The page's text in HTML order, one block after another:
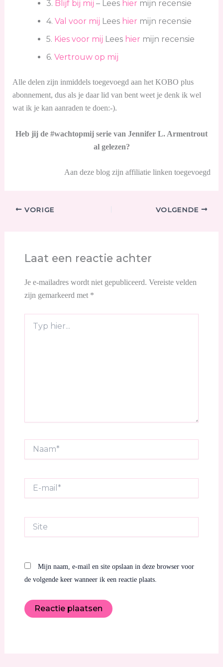
3. Blijf bij mij – Lees hier mijn recensie
4. Val voor mij Lees hier mijn recensie
5. Kies voor mij Lees hier mijn recensie
6. Vertrouw op mij
Alle delen zijn inmiddels toegevoegd aan het KOBO plus
abonnement, dus als je daar lid van bent weet je denk ik wel
wat ik je kan aanraden te doen:-).
Heb jij de #wachtopmij serie van Jennifer L. Armentrout
al gelezen?
Aan deze blog zijn affiliatie linken toegevoegd
VORIGE VOLGENDE
Laat een reactie achter
Je e-mailadres wordt niet gepubliceerd. Vereiste velden
zijn gemarkeerd met *
hier...
mail*
Mijn naam, e-mail en site opslaan in deze browser voor
de volgende keer wanneer ik een reactie plaats.